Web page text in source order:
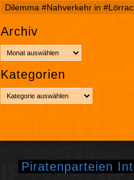
Dilemma #Nahverkehr in
Archiv
r
c
Kategorien
a
g
Piratenparteien